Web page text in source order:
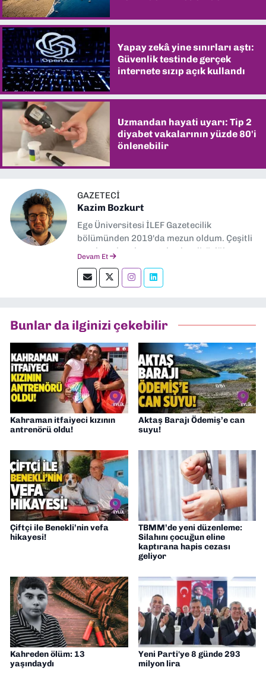
Yapay zekâ yine sınırları aştı:
Güvenlik testinde gerçek
internete sızıp açık kullandı
Uzmandan hayati uyarı: Tip 2
diyabet vakalarının yüzde 80'i
önlenebilir
GAZETECI
Kazim Bozkurt
Ege Üniversitesi İLEF Gazetecilik
bölümünden 2019'da mezun oldum. Çeşitli
yerel ve ulusal gazetelerde editörlük,
okumayı severim.
Devam Et
Bunlar da ilginizi çekebilir
Kahraman itfaiyeci kızının
antrenörü oldu!
Aktaş Barajı Ödemiş’e can
suyu!
Çiftçi ile Benekli’nin vefa
hikayesi!
TBMM’de yeni düzenleme:
Silahını çocuğun eline
kaptırana hapis cezası
geliyor
Kahreden ölüm: 13
yaşındaydı
Yeni Parti'ye 8 günde 293
milyon lira